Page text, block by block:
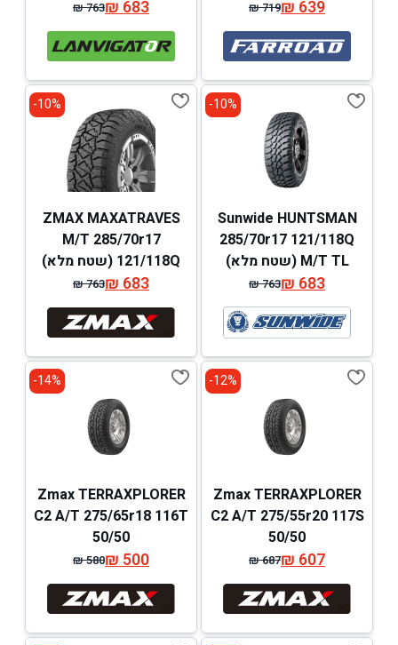
₪719
המחיר
המקורי
היה:
₪ 719.
₪639 המחיר
הנוכחי
הוא:
₪ 639.
(שטח מלא)
₪763
המחיר
המקורי
היה:
₪ 763.
₪683 המחיר
הנוכחי
הוא:
₪ 683.
10%-
Sunwide HUNTSMAN
285/70r17 121/118Q
M/T TL (שטח מלא)
₪763
המחיר
המקורי
היה:
₪ 763.
₪683 המחיר
הנוכחי
הוא:
₪ 683.
10%-
ZMAX MAXATRAVES
M/T 285/70r17
121/118Q (שטח מלא)
₪763
המחיר
המקורי
היה:
₪ 763.
₪683 המחיר
הנוכחי
הוא:
₪ 683.
12%-
Zmax TERRAXPLORER
C2 A/T 275/55r20 117S
50/50
₪687
המחיר
המקורי
היה:
₪ 687.
₪607 המחיר
הנוכחי
הוא:
₪ 607.
14%-
Zmax TERRAXPLORER
C2 A/T 275/65r18 116T
50/50
₪580
המחיר
המקורי
היה:
₪ 580.
₪500 המחיר
הנוכחי
הוא:
₪ 500.